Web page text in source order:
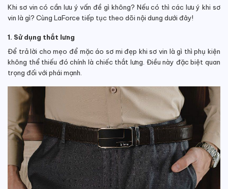
Khi sơ vin có cần lưu ý vấn đề gì không? Nếu có thì các lưu ý khi sơ
vin là gì? Cùng LaForce tiếp tục theo dõi nội dung dưới đây!
1. Sử dụng thắt lưng
Để trả lời cho mẹo để mặc áo sơ mi đẹp khi sơ vin là gì thì phụ kiện
không thể thiếu đó chính là chiếc thắt lưng. Điều này đặc biệt quan
trọng đối với phái mạnh.